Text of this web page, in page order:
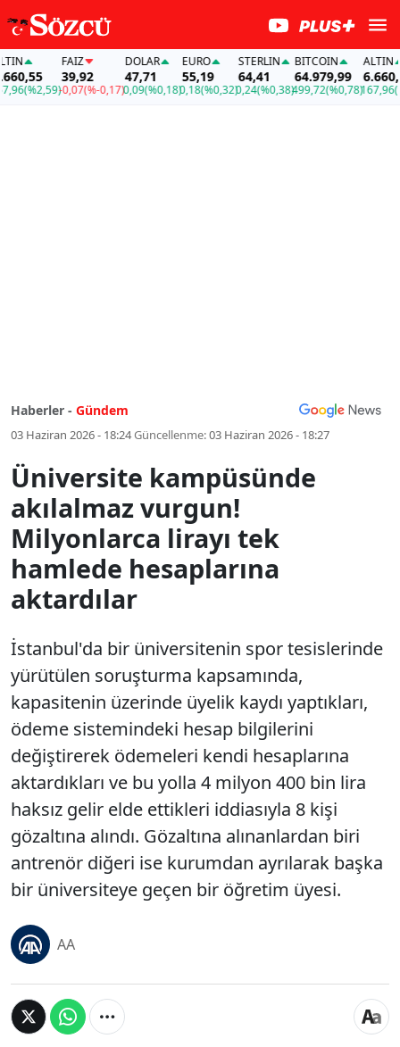
(%2,59)
FAİZ
39,92
-0,07(%-0,17)
DOLAR
47,71
0,09(%0,18)
EURO
55,19
0,18(%0,32)
STERLIN
64,41
0,24(%0,38)
BITCOIN
64.979,99
499,72(%0,78)
ALTIN
6.660,55
167,96
Haberler - Gündem
03 Haziran 2026 - 18:24Güncellenme:03 Haziran 2026 - 18:27
Üniversite kampüsünde
akılalmaz vurgun!
Milyonlarca lirayı tek
hamlede hesaplarına
aktardılar
İstanbul'da bir üniversitenin spor tesislerinde
yürütülen soruşturma kapsamında,
kapasitenin üzerinde üyelik kaydı yaptıkları,
ödeme sistemindeki hesap bilgilerini
değiştirerek ödemeleri kendi hesaplarına
aktardıkları ve bu yolla 4 milyon 400 bin lira
haksız gelir elde ettikleri iddiasıyla 8 kişi
gözaltına alındı. Gözaltına alınanlardan biri
antrenör diğeri ise kurumdan ayrılarak başka
bir üniversiteye geçen bir öğretim üyesi.
AA